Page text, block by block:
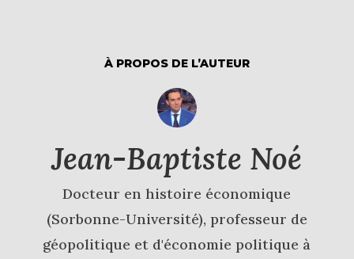
À PROPOS DE L’AUTEUR
Jean-Baptiste Noé
Docteur en histoire économique
(Sorbonne-Université), professeur de
géopolitique et d'économie politique à